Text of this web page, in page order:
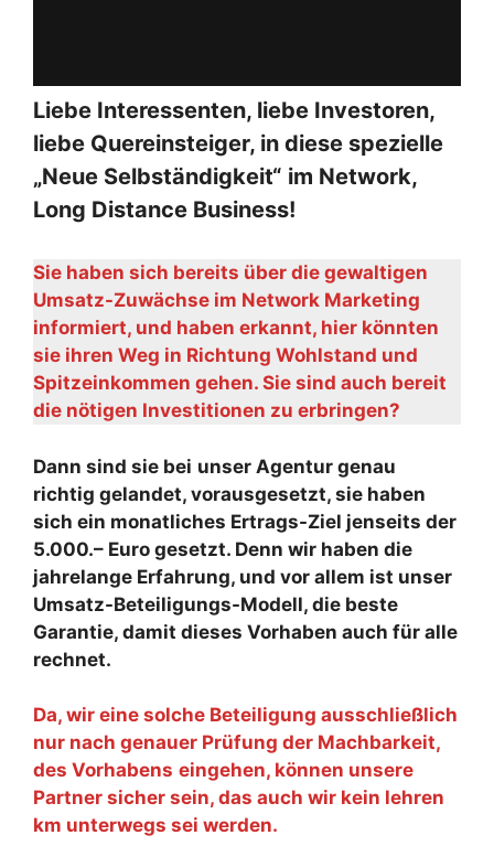
Liebe Interessenten, liebe Investoren,
liebe Quereinsteiger, in diese spezielle
„Neue Selbständigkeit“ im Network,
Long Distance Business!
Sie haben sich bereits über die gewaltigen
Umsatz-Zuwächse im Network Marketing
informiert, und haben erkannt, hier könnten
sie ihren Weg in Richtung Wohlstand und
Spitzeinkommen gehen. Sie sind auch bereit
die nötigen Investitionen zu erbringen?
Dann sind sie bei unser Agentur genau
richtig gelandet, vorausgesetzt, sie haben
sich ein monatliches Ertrags-Ziel jenseits der
5.000.– Euro gesetzt. Denn wir haben die
jahrelange Erfahrung, und vor allem ist unser
Umsatz-Beteiligungs-Modell, die beste
Garantie, damit dieses Vorhaben auch für alle
rechnet.
Da, wir eine solche Beteiligung ausschließlich
nur nach genauer Prüfung der Machbarkeit,
des Vorhabens eingehen, können unsere
Partner sicher sein, das auch wir kein lehren
km unterwegs sei werden.